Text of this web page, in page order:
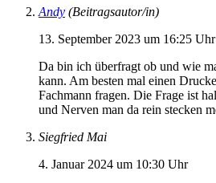
Andy (Beitragsautor/in)
13. September 2023 um 16:25 Uhr
Da bin ich überfragt ob und wie
kann. Am besten mal einen
Fachmann fragen. Die Frage ist
und Nerven man da rein stecken
Siegfried Mai
4. Januar 2024 um 10:30 Uhr